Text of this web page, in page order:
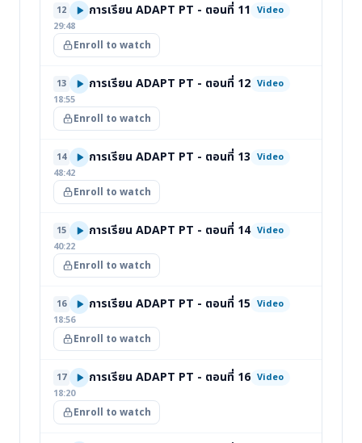
12 การเรียน ADAPT PT - ตอนที่ 11 Video
29:48
Enroll to watch
13 การเรียน ADAPT PT - ตอนที่ 12 Video
18:55
Enroll to watch
14 การเรียน ADAPT PT - ตอนที่ 13 Video
48:42
Enroll to watch
15 การเรียน ADAPT PT - ตอนที่ 14 Video
40:22
Enroll to watch
16 การเรียน ADAPT PT - ตอนที่ 15 Video
18:56
Enroll to watch
17 การเรียน ADAPT PT - ตอนที่ 16 Video
18:20
Enroll to watch